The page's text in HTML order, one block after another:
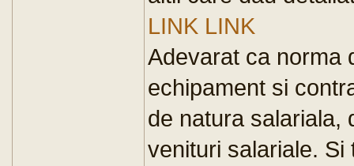
LINK LINK
Adevarat ca norma
echipament si
de natura salariala,
venituri salariale. Si